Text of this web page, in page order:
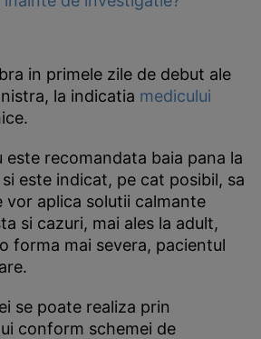
in primele zile de debut ale
la indicatia medicului
este recomandata baia pana la
este indicat, pe cat posibil, sa
vor aplica solutii calmante
si cazuri, mai ales la adult,
forma mai severa, pacientul
se poate realiza prin
conform schemei de